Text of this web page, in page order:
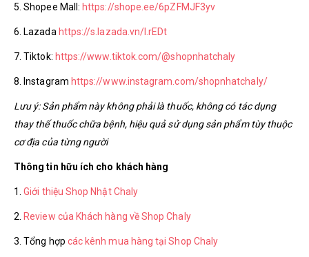
5. Shopee Mall: https://shope.ee/6pZFMJF3yv
6. Lazada https://s.lazada.vn/l.rEDt
7. Tiktok: https://www.tiktok.com/@shopnhatchaly
8. Instagram https://www.instagram.com/shopnhatchaly/
Lưu ý: Sản phẩm này không phải là thuốc, không có tác dụng
thay thế thuốc chữa bệnh, hiệu quả sử dụng sản phẩm tùy thuộc
cơ địa của từng người
Thông tin hữu ích cho khách hàng
1.Giới thiệu Shop Nhật Chaly
2. Review của Khách hàng về Shop Chaly
3. Tổng hợp các kênh mua hàng tại Shop Chaly